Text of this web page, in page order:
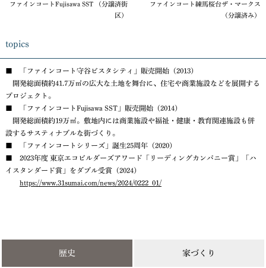
ファインコートFujisawa SST （分譲済街
区）
ファインコート練馬桜台ザ・マークス
（分譲済み）
topics
■ 「ファインコート守谷ビスタシティ」販売開始（2013）
開発総面積約41.7万㎡の広大な土地を舞台に、住宅や商業施設などを展開する
プロジェクト。
■ 「ファインコートFujisawa SST」販売開始（2014）
開発総面積約19万㎡。敷地内には商業施設や福祉・健康・教育関連施設も併
設するサスティナブルな街づくり。
■ 「ファインコートシリーズ」誕生25周年（2020）
■ 2023年度 東京エコビルダーズアワード「リーディングカンパニー賞」「ハ
イスタンダード賞」をダブル受賞（2024）
https://www.31sumai.com/news/2024/0222_01/
歴史 家づくり